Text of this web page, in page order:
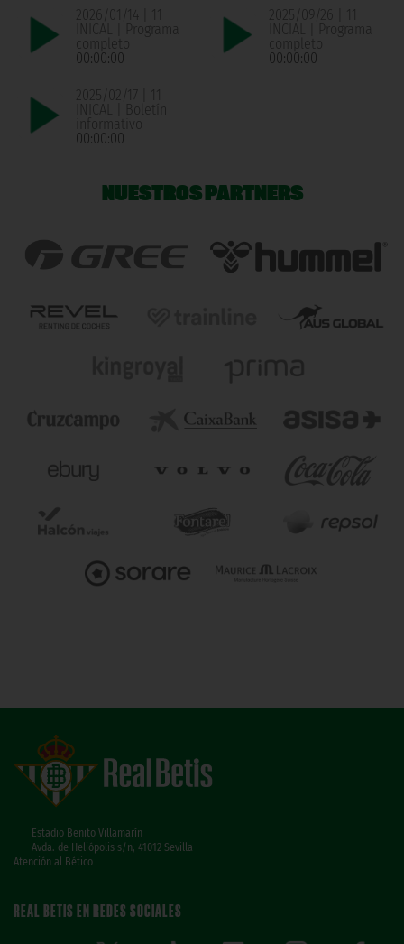
2026/01/14 | 11
INICAL | Programa
completo
00:00:00
2025/09/26 | 11
INCIAL | Programa
completo
00:00:00
2025/02/17 | 11
INICAL | Boletín
informativo
00:00:00
NUESTROS PARTNERS
Estadio Benito Villamarín
Avda. de Heliópolis s/n, 41012 Sevilla
Atención al Bético
REAL BETIS EN REDES SOCIALES